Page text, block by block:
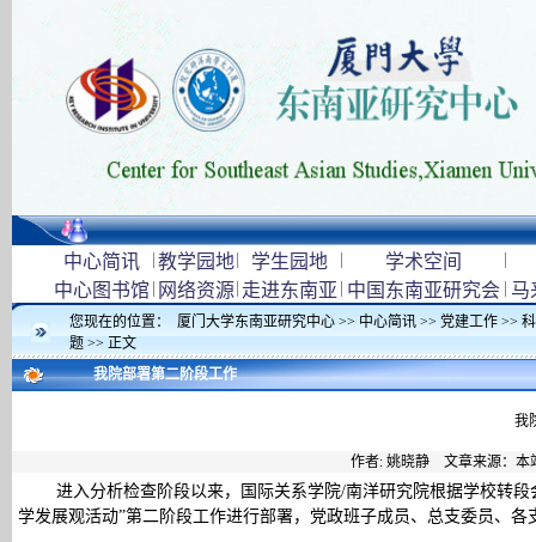
中心简讯 |教学园地| 学生园地 | 学术空间 |
中心图书馆 | 网络资源| 走进东南亚 | 中国东南亚研究会 | 马
您现在的位置： 厦门大学东南亚研究中心 >> 中心简讯 >> 党建工作 >>
题 >> 正文
我院部署第二阶段工作
我
作者: 姚晓静 文章来源：本
进入分析检查阶段以来，国际关系学院/南洋研究院根据学校转
学发展观活动”第二阶段工作进行部署，党政班子成员、总支委员、